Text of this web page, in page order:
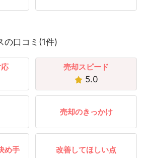
の口コミ(1件)
売却スピード
5.0
売却のきっかけ
め手 改善してほしい点